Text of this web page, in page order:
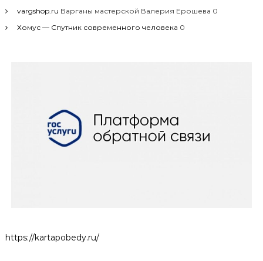
vargshop.ru Варганы мастерской Валерия Ерошева 0
Хомус — Спутник современного человека 0
https://kartapobedy.ru/